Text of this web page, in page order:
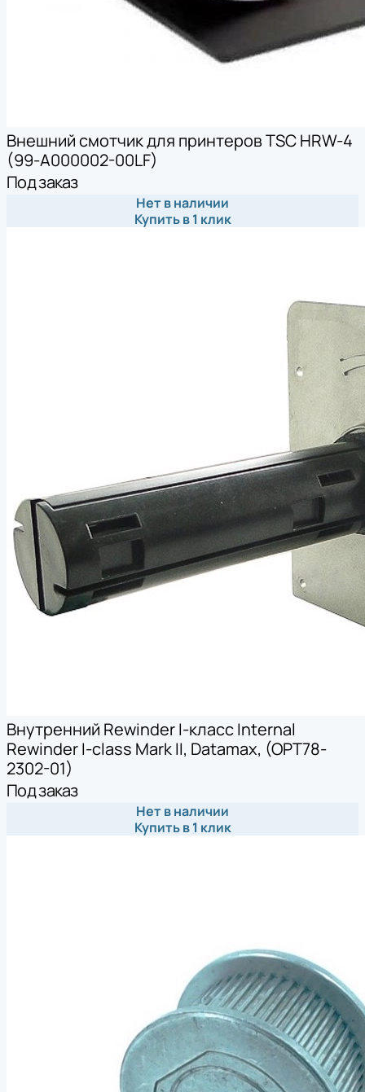
Внешний смотчик для принтеров TSC HRW-4
(99-A000002-00LF)
Под заказ
Нет в наличии
Купить в 1 клик
Внутренний Rewinder I-класс Internal
Rewinder I-class Mark II, Datamax, (OPT78-
2302-01)
Под заказ
Нет в наличии
Купить в 1 клик